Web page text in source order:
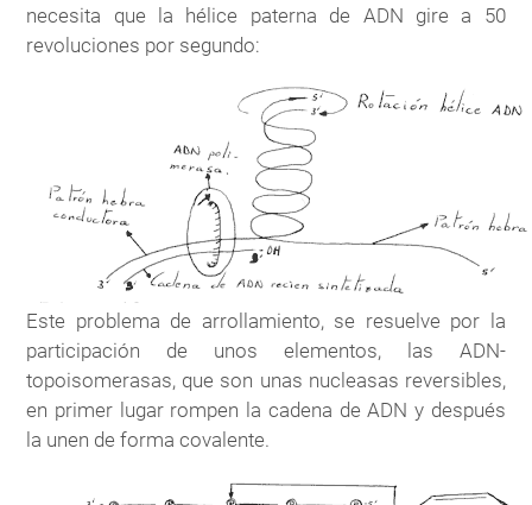
necesita que la hélice paterna de ADN gire a 50
revoluciones por segundo:
Este problema de arrollamiento, se resuelve por la
participación de unos elementos, las ADN-
topoisomerasas, que son unas nucleasas reversibles,
en primer lugar rompen la cadena de ADN y después
la unen de forma covalente.